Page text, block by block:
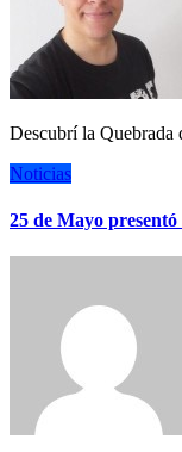
Descubrí la
Noticias
25 de Mayo